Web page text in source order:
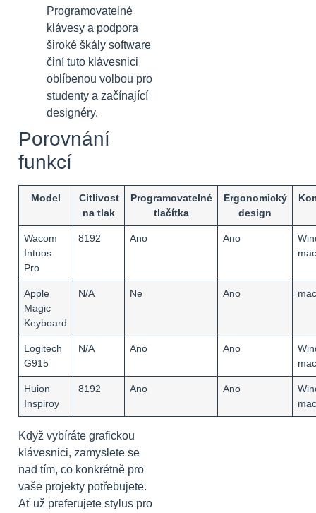
Programovatelné
klávesy a podpora
široké škály software
činí tuto klávesnici
oblíbenou volbou pro
studenty a začínající
designéry.
Porovnání
funkcí
Model
Citlivost
na tlak
Programovatelné
tlačítka
Ergonomický
design
Wacom
Intuos
Pro
8192 Ano Ano
Apple
Magic
Keyboard
N/A Ne Ano
Logitech
G915
N/A Ano Ano
Huion
Inspiroy
8192 Ano Ano
Když vybíráte grafickou
klávesnici, zamyslete se
nad tím, co konkrétně pro
vaše projekty potřebujete.
Ať už preferujete stylus pro